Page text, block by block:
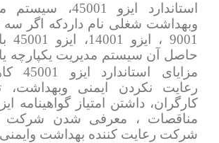
استاندارد ایزو
وبهداشت شغلی نام داردکه اگر سه
9001
حاصل آن سیستم مدیریت یکپارچه یا
مزایای
رعایت نکردن ایمنی وبهداشت،
مناقصات ، معرفی شدن شرکت
شرکت رعایت کننده بهداشت وایمنی